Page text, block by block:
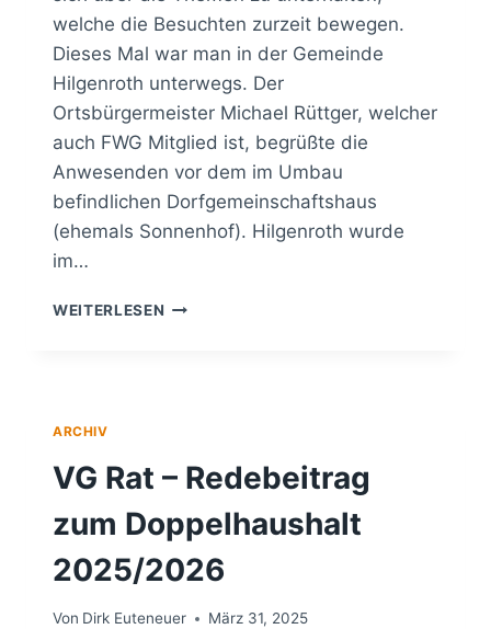
welche die Besuchten zurzeit bewegen.
Dieses Mal war man in der Gemeinde
Hilgenroth unterwegs. Der
Ortsbürgermeister Michael Rüttger, welcher
auch FWG Mitglied ist, begrüßte die
Anwesenden vor dem im Umbau
befindlichen Dorfgemeinschaftshaus
(ehemals Sonnenhof). Hilgenroth wurde
im…
WEITERLESEN FWG
ARCHIV
VG Rat – Redebeitrag
zum Doppelhaushalt
2025/2026
Von Dirk Euteneuer März 31, 2025